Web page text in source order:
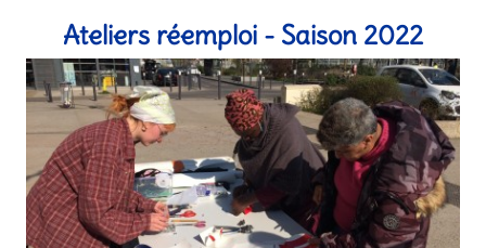
Ateliers réemploi - Saison 2022